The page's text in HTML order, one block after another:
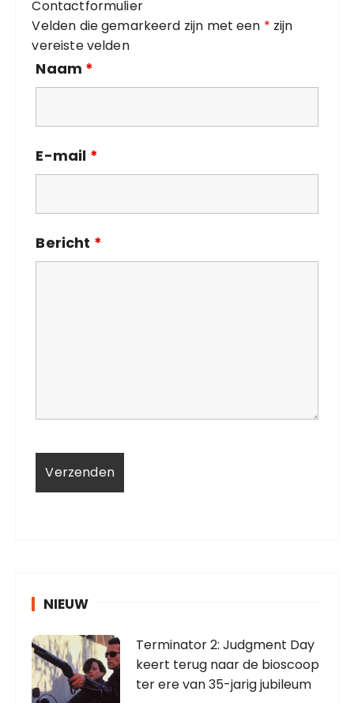
e
ë
n
Contactformulier
Velden die gemarkeerd zijn met een * zijn
vereiste velden
Naam *
E-mail *
Bericht *
NIEUW
Terminator 2: Judgment Day
keert terug naar de bioscoop
ter ere van 35-jarig jubileum